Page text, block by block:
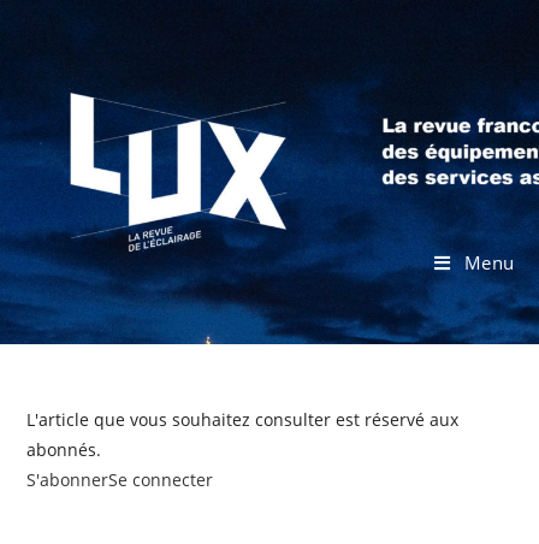
Menu
L'article que vous souhaitez consulter est réservé aux
abonnés.
S'abonnerSe connecter